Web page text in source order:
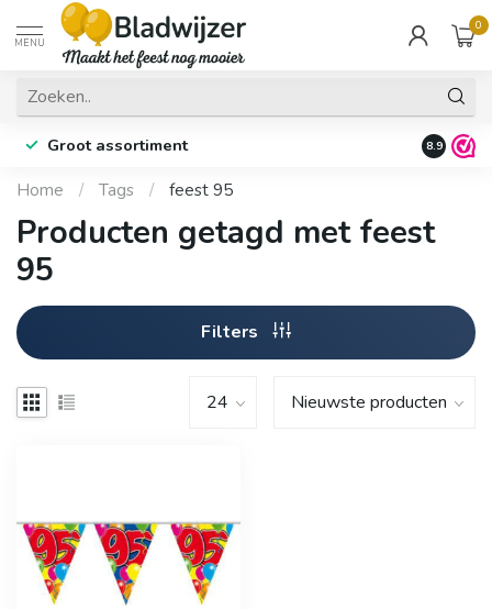
MENU
0
Groot assortiment Fysieke
8.9
Home / Tags / feest 95
Producten getagd met feest
95
Filters